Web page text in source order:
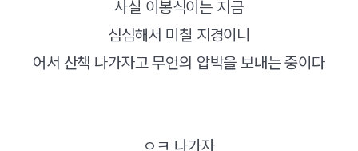
사실 이봉식이는 지금
심심해서 미칠 지경이니
어서 산책 나가자고 무언의 압박을 보내는 중이다
ㅇㅋ 나가자